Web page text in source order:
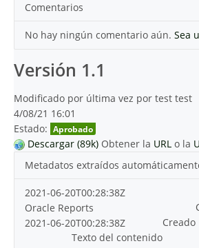
Comentarios
No hay ningún comentario aún. Sea
Versión 1.1
Modificado por última vez por test test
4/08/21 16:01
Estado: Aprobado
Descargar (89k) Obtener la URL o la
Metadatos extraídos
2021-06-20T00:28:38Z
Oracle Reports
Creado
2021-06-20T00:28:38Z
Texto del contenido